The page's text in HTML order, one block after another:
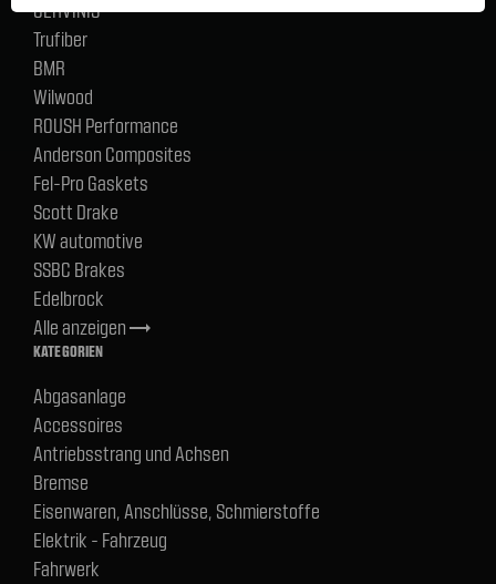
CERVINIS
Trufiber
BMR
Wilwood
ROUSH Performance
Anderson Composites
Fel-Pro Gaskets
Scott Drake
KW automotive
SSBC Brakes
Edelbrock
Alle anzeigentrending_flat
KATEGORIEN
Abgasanlage
Accessoires
Antriebsstrang und Achsen
Bremse
Eisenwaren, Anschlüsse, Schmierstoffe
Elektrik - Fahrzeug
Fahrwerk